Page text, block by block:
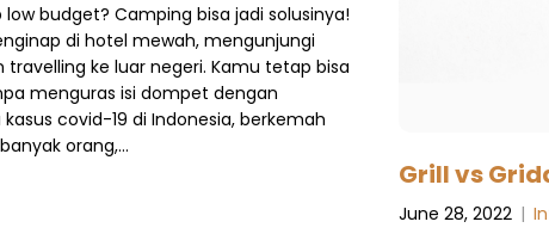
budget? Camping bisa jadi solusinya!
di hotel mewah, mengunjungi
ke luar negeri. Kamu tetap bisa
menguras isi dompet dengan
covid-19 di Indonesia, berkemah
orang,…
Grill vs
June 28, 2022 |